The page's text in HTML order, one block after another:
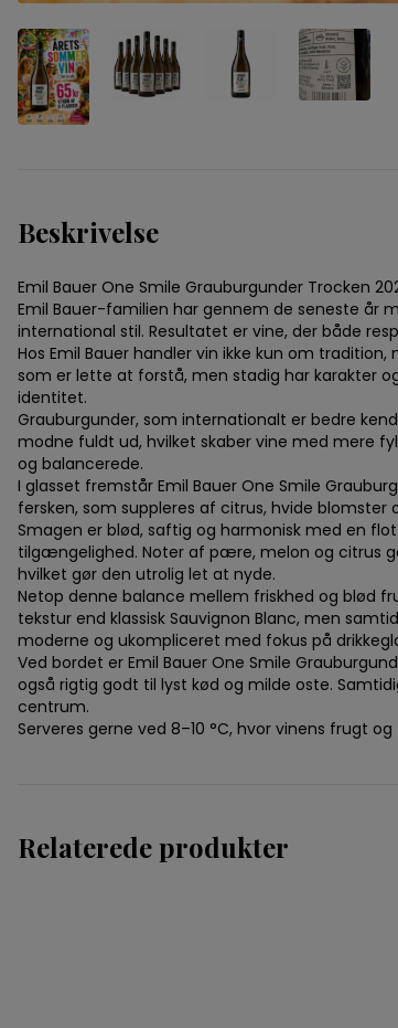
Beskrivelse
Emil Bauer One Smile Grauburgunder Trocken
Emil Bauer-familien har gennem de seneste år
international stil. Resultatet er vine, der både
Hos Emil Bauer handler vin ikke kun om
som er lette at forstå, men stadig har karakter
identitet.
Grauburgunder, som internationalt er bedre
modne fuldt ud, hvilket skaber vine med mere
og balancerede.
I glasset fremstår Emil Bauer One Smile
fersken, som suppleres af citrus, hvide
Smagen er blød, saftig og harmonisk med en
tilgængelighed. Noter af pære, melon og citrus
hvilket gør den utrolig let at nyde.
Netop denne balance mellem friskhed og blød
tekstur end klassisk Sauvignon Blanc, men
moderne og ukompliceret med fokus på
Ved bordet er Emil Bauer One Smile
også rigtig godt til lyst kød og milde oste.
centrum.
Serveres gerne ved 8–10 °C, hvor vinens frugt
Relaterede produkter